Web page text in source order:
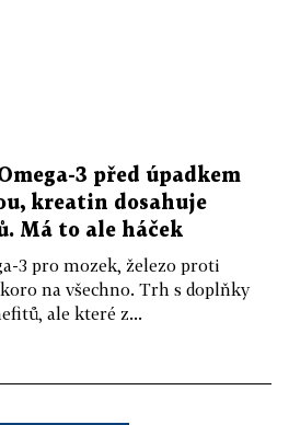
3 před úpadkem
kreatin dosahuje
Má to ale háček
3 pro mozek, železo proti
na všechno. Trh s doplňky
ale které z...